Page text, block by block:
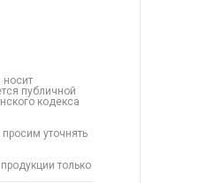
носит
публичной
кодекса
уточнять
только